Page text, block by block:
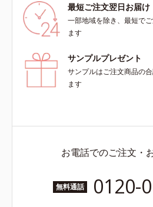
最短ご注文翌日お届け
一部地域を除き、最短で
ます
サンプルプレゼント
サンプルはご注文商品の
ます
お電話でのご注文・
無料通話 0120-